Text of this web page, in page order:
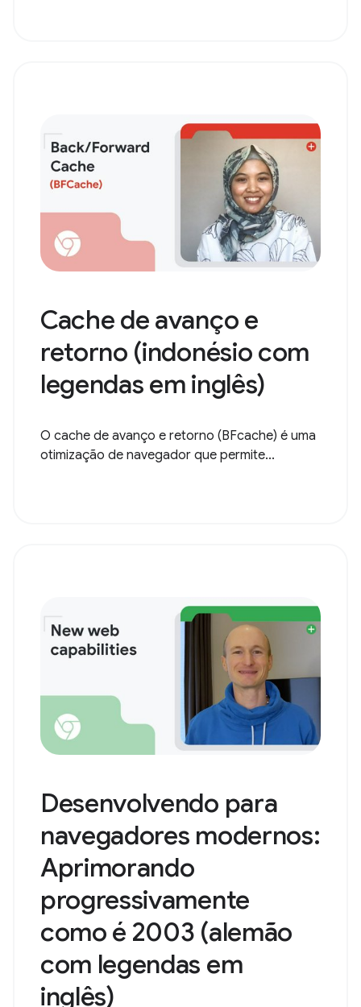
Cache de avanço e
retorno (indonésio com
legendas em inglês)
O cache de avanço e retorno (BFcache) é uma
otimização de navegador que permite...
Desenvolvendo para
navegadores modernos:
Aprimorando
progressivamente
como é 2003 (alemão
com legendas em
inglês)